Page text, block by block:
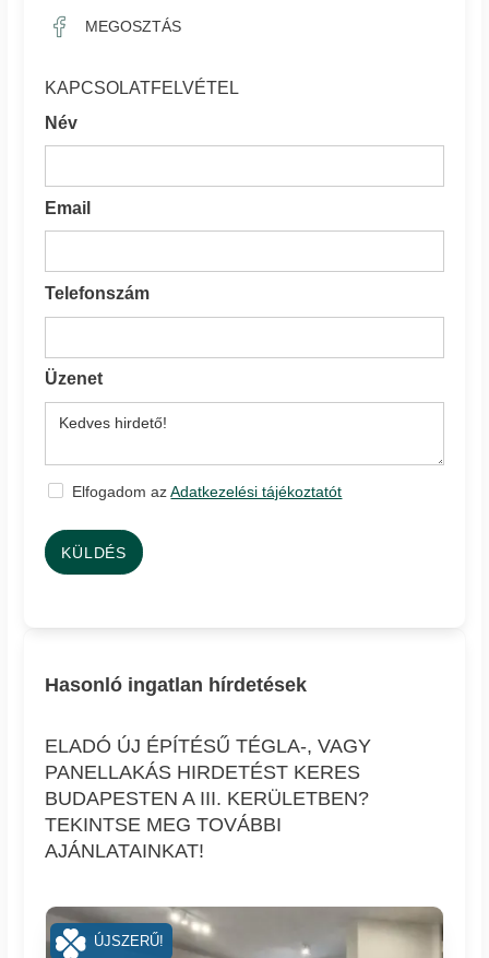
MEGOSZTÁS
KAPCSOLATFELVÉTEL
Név
Email
Telefonszám
Üzenet
Elfogadom azAdatkezelési tájékoztatót
KÜLDÉS
Hasonló ingatlan hírdetések
ELADÓ ÚJ ÉPÍTÉSŰ TÉGLA-, VAGY
PANELLAKÁS HIRDETÉST KERES
BUDAPESTEN A III. KERÜLETBEN?
TEKINTSE MEG TOVÁBBI
AJÁNLATAINKAT!
ÚJSZERŰ!